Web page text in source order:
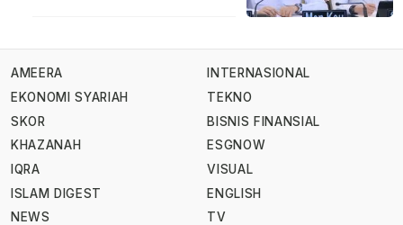
AMEERA
EKONOMI SYARIAH
SKOR
KHAZANAH
IQRA
ISLAM DIGEST
NEWS
INTERNASIONAL
TEKNO
BISNIS FINANSIAL
ESGNOW
VISUAL
ENGLISH
TV